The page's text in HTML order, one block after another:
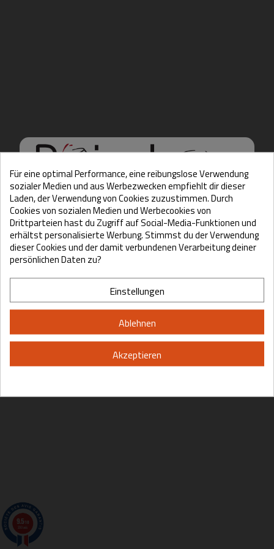
Hello there, Care to show
us some ID?
Please, enter your year of birth:
By entering this site you are agreeing to the Terms of Use and Privacy
Für eine optimal Performance, eine reibungslose Verwendung
sozialer Medien und aus Werbezwecken empfiehlt dir dieser
Laden, der Verwendung von Cookies zuzustimmen. Durch
Cookies von sozialen Medien und Werbecookies von
Drittparteien hast du Zugriff auf Social-Media-Funktionen und
erhältst personalisierte Werbung. Stimmst du der Verwendung
dieser Cookies und der damit verbundenen Verarbeitung deiner
persönlichen Daten zu?
Einstellungen
Ablehnen
Akzeptieren
9.5
200 avis